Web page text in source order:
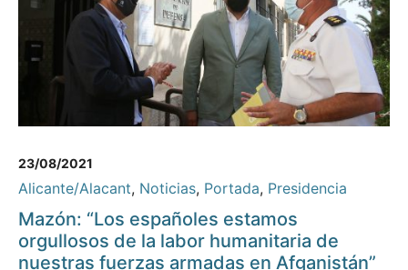
23/08/2021
Alicante/Alacant, Noticias, Portada, Presidencia
Mazón: “Los españoles estamos
orgullosos de la labor humanitaria de
nuestras fuerzas armadas en Afganistán”